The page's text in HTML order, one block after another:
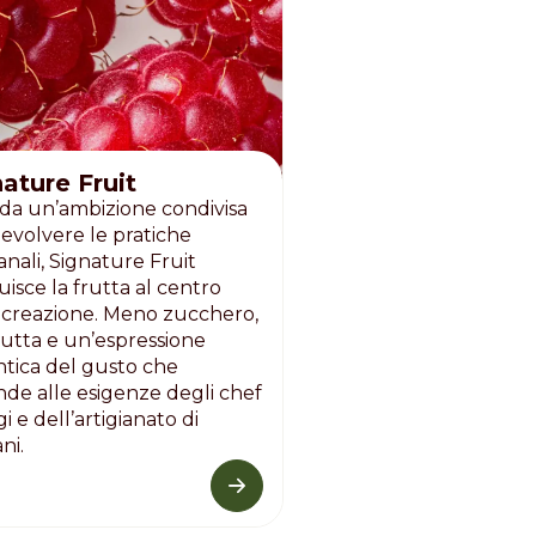
Fruit
un’ambizione condivisa
le pratiche
Signature Fruit
la frutta al centro
Meno zucchero,
e un’espressione
del gusto che
alle esigenze degli chef
e dell’artigianato di